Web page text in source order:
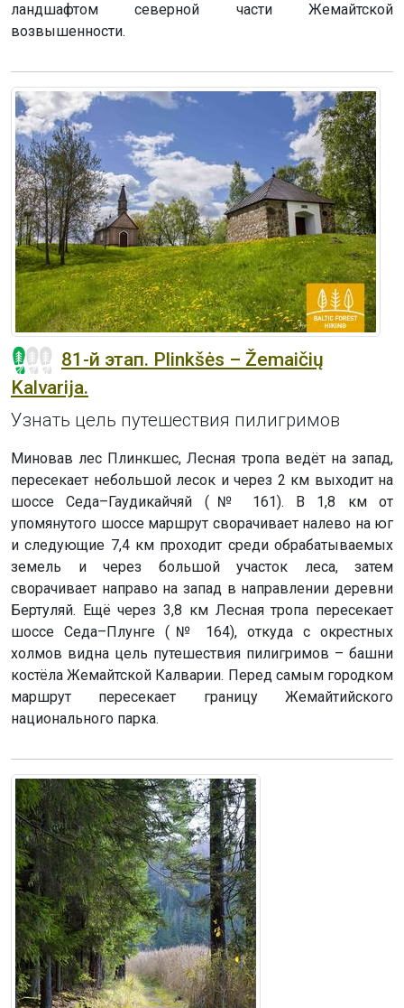
ландшафтом северной части Жемайтской
возвышенности.
81-й этап. Plinkšės – Žemaičių
Kalvarija.
Узнать цель путешествия пилигримов
Миновав лес Плинкшес, Лесная тропа ведёт на запад,
пересекает небольшой лесок и через 2 км выходит на
шоссе Седа–Гаудикайчяй (№ 161). В 1,8 км от
упомянутого шоссе маршрут сворачивает налево на юг
и следующие 7,4 км проходит среди обрабатываемых
земель и через большой участок леса, затем
сворачивает направо на запад в направлении деревни
Бертуляй. Ещё через 3,8 км Лесная тропа пересекает
шоссе Седа–Плунге (№ 164), откуда с окрестных
холмов видна цель путешествия пилигримов – башни
костёла Жемайтской Калварии. Перед самым городком
маршрут пересекает границу Жемайтийского
национального парка.